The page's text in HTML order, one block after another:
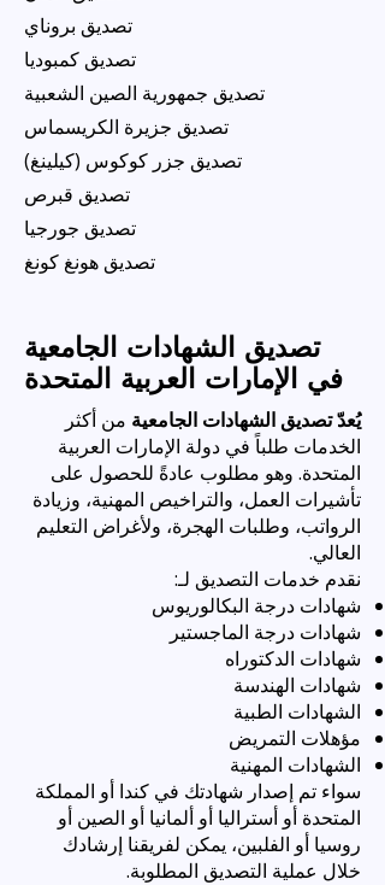
تصديق بروناي
تصديق كمبوديا
تصديق جمهورية الصين الشعبية
تصديق جزيرة الكريسماس
تصديق جزر كوكوس (كيلينغ)
تصديق قبرص
تصديق جورجيا
تصديق هونغ كونغ
تصديق الشهادات الجامعية
في الإمارات العربية المتحدة
يُعدّ تصديق الشهادات الجامعية من أكثر
الخدمات طلباً في دولة الإمارات العربية
المتحدة. وهو مطلوب عادةً للحصول على
تأشيرات العمل، والتراخيص المهنية، وزيادة
الرواتب، وطلبات الهجرة، ولأغراض التعليم
العالي.
نقدم خدمات التصديق لـ:
شهادات درجة البكالوريوس
شهادات درجة الماجستير
شهادات الدكتوراه
شهادات الهندسة
الشهادات الطبية
مؤهلات التمريض
الشهادات المهنية
سواء تم إصدار شهادتك في كندا أو المملكة
المتحدة أو أستراليا أو ألمانيا أو الصين أو
روسيا أو الفلبين، يمكن لفريقنا إرشادك
خلال عملية التصديق المطلوبة.